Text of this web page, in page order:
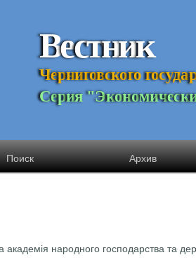
Вестник
Черниговского госуда
Серия "Экономическ
Поиск Архив
народного господарства та